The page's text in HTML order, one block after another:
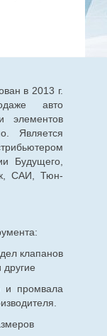
в 2013 г.
авто
элементов
Является
Будущего,
САИ, Тюн-
клапанов
и промвала